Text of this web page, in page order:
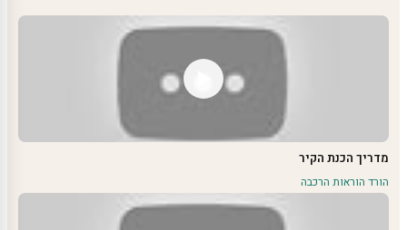
מדריך הכנת הקיר
הורד הוראות הרכבה